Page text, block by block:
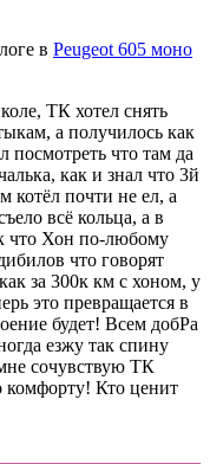
в Peugeot 605 моно
ТК хотел снять
а получилось как
посмотреть что там да
как и знал что 3й
котёл почти не ел, а
всё кольца, а в
что Хон по-любому
что говорят
за 300к км с хоном, у
это превращается в
будет! Всем добРа
езжу так спину
сочувствую ТК
комфорту! Кто ценит